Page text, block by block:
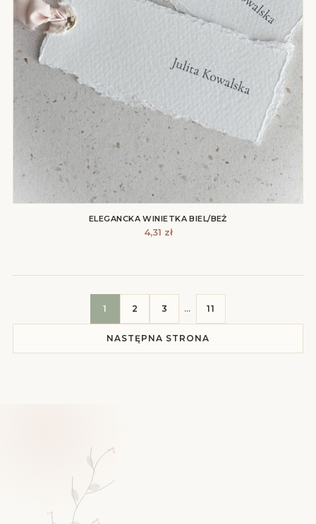
ELEGANCKA WINIETKA BIEL/BEŻ
4,31 zł
1 2 3 … 11
NASTĘPNA STRONA